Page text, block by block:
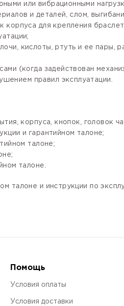
или вибрационными
и деталей, слом,
для крепления
кислоты, ртуть и ее пары,
(когда задействован
правил эксплуатации.
корпуса, кнопок, головок
и гарантийном талоне;
талоне;
талоне.
талоне и инструкции по
Помощь
Условия оплаты
Условия доставки